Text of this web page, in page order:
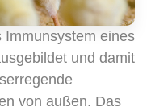
Immunsystem eines
und damit
von außen. Das